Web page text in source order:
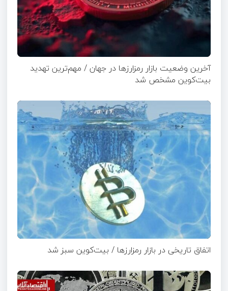
آخرین وضعیت بازار رمزارزها در جهان / مهم‌ترین تهدید
بیت‌کوین مشخص شد
اتفاق تاریخی در بازار رمزارزها / بیت‌کوین سبز شد